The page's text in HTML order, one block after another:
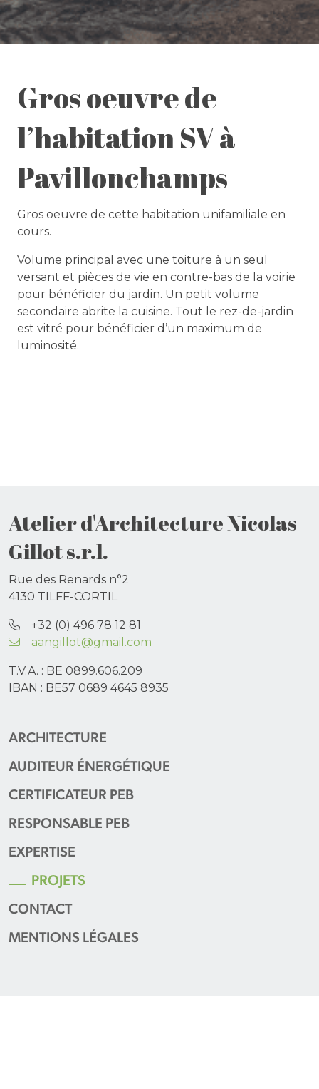
Gros oeuvre de
l’habitation SV à
Pavillonchamps
Gros oeuvre de cette habitation unifamiliale en
cours.
Volume principal avec une toiture à un seul
versant et pièces de vie en contre-bas de la voirie
pour bénéficier du jardin. Un petit volume
secondaire abrite la cuisine. Tout le rez-de-jardin
est vitré pour bénéficier d’un maximum de
luminosité.
Atelier d'Architecture Nicolas
Gillot s.r.l.
Rue des Renards n°2
4130 TILFF-CORTIL
+32 (0) 496 78 12 81
aangillot@gmail.com
T.V.A. : BE 0899.606.209
IBAN : BE57 0689 4645 8935
ARCHITECTURE
AUDITEUR ÉNERGÉTIQUE
CERTIFICATEUR PEB
RESPONSABLE PEB
EXPERTISE
PROJETS
CONTACT
MENTIONS LÉGALES